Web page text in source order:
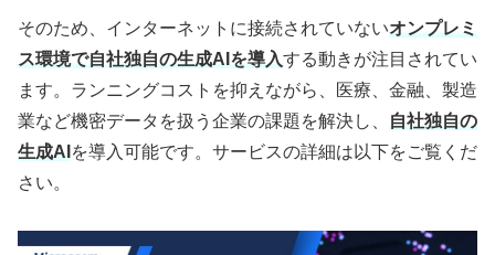
そのため、インターネットに接続されていないオンプレミ
ス環境で自社独自の生成AIを導入する動きが注目されてい
ます。ランニングコストを抑えながら、医療、金融、製造
業など機密データを扱う企業の課題を解決し、
自社独自の
生成AI を導入可能です。サービスの詳細は以下をご覧くだ
さい。